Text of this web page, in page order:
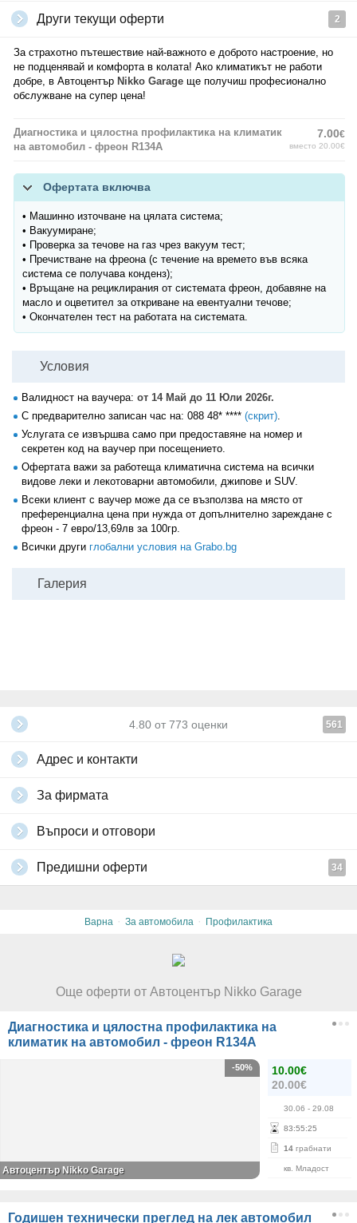
Други текущи оферти 2
За страхотно пътешествие най-важното е доброто настроение, но
не подценявай и комфорта в колата! Ако климатикът не работи
добре, в Автоцентър Nikko Garage ще получиш професионално
обслужване на супер цена!
Диагностика и цялостна профилактика на климатик
на автомобил - фреон R134А
7.00€
вместо 20.00€
Офертата включва
• Машинно източване на цялата система;
• Вакуумиране;
• Проверка за течове на газ чрез вакуум тест;
• Пречистване на фреона (с течение на времето във всяка
система се получава конденз);
• Връщане на рециклирания от системата фреон, добавяне на
масло и оцветител за откриване на евентуални течове;
• Окончателен тест на работата на системата.
Условия
Валидност на ваучера: от 14 Май до 11 Юли 2026г.
С предварително записан час на: 088 48* **** (скрит).
Услугата се извършва само при предоставяне на номер и
секретен код на ваучер при посещението.
Офертата важи за работеща климатична система на всички
видове леки и лекотоварни автомобили, джипове и SUV.
Всеки клиент с ваучер може да се възползва на място от
преференциална цена при нужда от допълнително зареждане с
фреон - 7 евро/13,69лв за 100гр.
Всички други глобални условия на Grabo.bg
Галерия
4.80 от 773 оценки 561
Адрес и контакти
За фирмата
Въпроси и отговори
Предишни оферти 34
Варна · За автомобила · Профилактика
Още оферти от Автоцентър Nikko Garage
Диагностика и цялостна профилактика на
климатик на автомобил - фреон R134А
10.00€
20.00€
30.06 - 29.08
83:55:25
14 грабнати
кв. Младост
-50%
Автоцентър Nikko Garage
Годишен технически преглед на лек автомобил